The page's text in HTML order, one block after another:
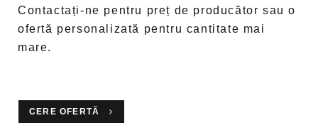
Contactați-ne pentru preț de producător sau o
ofertă personalizată pentru cantitate mai
mare.
CERE OFERTĂ